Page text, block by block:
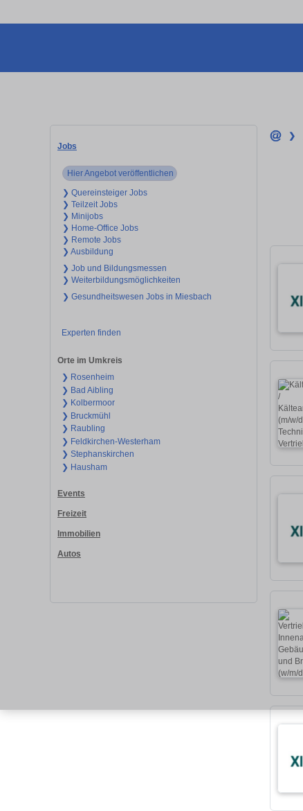
Jobs
Hier Angebot veröffentlichen
❯ Quereinsteiger Jobs
❯ Teilzeit Jobs
❯ Minijobs
❯ Home-Office Jobs
❯ Remote Jobs
❯ Ausbildung
❯ Job und Bildungsmessen
❯ Weiterbildungsmöglichkeiten
❯ Gesundheitswesen Jobs in Miesbach
Experten finden
Orte im Umkreis
❯ Rosenheim
❯ Bad Aibling
❯ Kolbermoor
❯ Bruckmühl
❯ Raubling
❯ Feldkirchen-Westerham
❯ Stephanskirchen
❯ Hausham
Events
Freizeit
Immobilien
Autos
❯